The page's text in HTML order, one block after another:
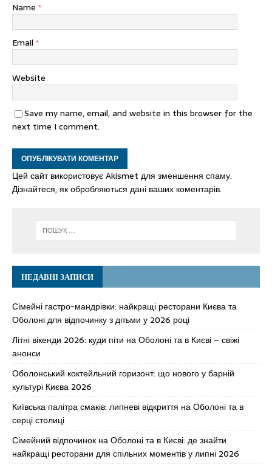
Name *
Email *
Website
Save my name, email, and website in this browser for the
next time I comment.
Цей сайт використовує Akismet для зменшення спаму.
Дізнайтеся, як обробляються дані ваших коментарів.
НЕДАВНІ ЗАПИСИ
Сімейні гастро-мандрівки: найкращі ресторани Києва та
Оболоні для відпочинку з дітьми у 2026 році
Літні вікенди 2026: куди піти на Оболоні та в Києві – свіжі
анонси
Оболонський коктейльний горизонт: що нового у барній
культурі Києва 2026
Київська палітра смаків: липневі відкриття на Оболоні та в
серці столиці
Сімейний відпочинок на Оболоні та в Києві: де знайти
найкращі ресторани для спільних моментів у липні 2026